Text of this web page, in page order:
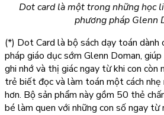
Dot card là một trong những học
phương pháp Glenn
(*) Dot Card là bộ sách dạy toán
pháp giáo dục sớm Glenn Doman,
ghi nhớ và thị giác ngay từ khi con còn
trẻ biết đọc và làm toán một cách nhẹ
hơn. Bộ sản phẩm này gồm 50 thẻ
bé làm quen với những con số ngay từ